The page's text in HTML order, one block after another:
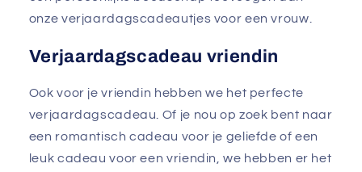
onze verjaardagscadeautjes voor een vrouw.
Verjaardagscadeau vriendin
Ook voor je vriendin hebben we het perfecte
verjaardagscadeau. Of je nou op zoek bent naar
een romantisch cadeau voor je geliefde of een
leuk cadeau voor een vriendin, we hebben er het